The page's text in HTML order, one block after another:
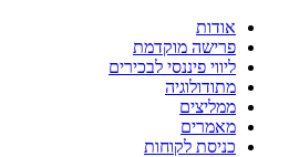
אילנית
בוצר
אודות
פרישה מוקדמת
ליווי פיננסי לבכירים
מתודולוגיה
ממליצים
מאמרים
כניסת לקוחות